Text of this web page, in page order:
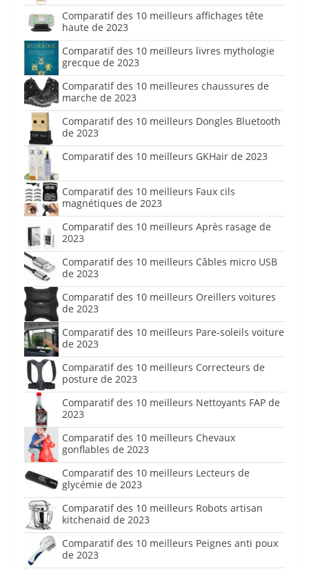
Comparatif des 10 meilleurs affichages tête
haute de 2023
Comparatif des 10 meilleurs livres mythologie
grecque de 2023
Comparatif des 10 meilleures chaussures de
marche de 2023
Comparatif des 10 meilleurs Dongles Bluetooth
de 2023
Comparatif des 10 meilleurs GKHair de 2023
Comparatif des 10 meilleurs Faux cils
magnétiques de 2023
Comparatif des 10 meilleurs Après rasage de
2023
Comparatif des 10 meilleurs Câbles micro USB
de 2023
Comparatif des 10 meilleurs Oreillers voitures
de 2023
Comparatif des 10 meilleurs Pare-soleils voiture
de 2023
Comparatif des 10 meilleurs Correcteurs de
posture de 2023
Comparatif des 10 meilleurs Nettoyants FAP de
2023
Comparatif des 10 meilleurs Chevaux
gonflables de 2023
Comparatif des 10 meilleurs Lecteurs de
glycémie de 2023
Comparatif des 10 meilleurs Robots artisan
kitchenaid de 2023
Comparatif des 10 meilleurs Peignes anti poux
de 2023